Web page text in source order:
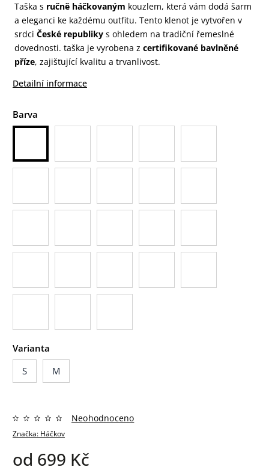
Taška s ručně háčkovaným kouzlem, která vám dodá šarm
a eleganci ke každému outfitu. Tento klenot je vytvořen v
srdci České republiky s ohledem na tradiční řemeslné
dovednosti. taška je vyrobena z certifikované bavlněné
příze, zajišťující kvalitu a trvanlivost.
Detailní informace
Barva
Varianta
S
M
Značka: Háčkov
Neohodnoceno
od 699 Kč